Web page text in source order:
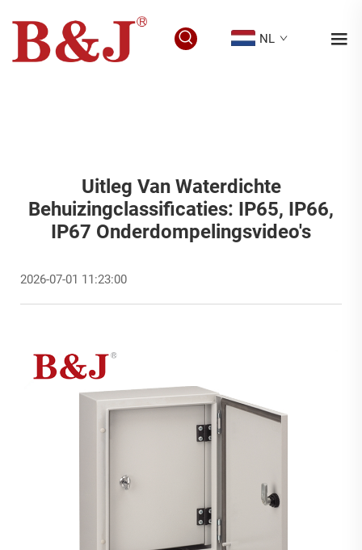
NL
Uitleg Van Waterdichte
Behuizingclassificaties: IP65, IP66,
IP67 Onderdompelingsvideo's
2026-07-01 11:23:00